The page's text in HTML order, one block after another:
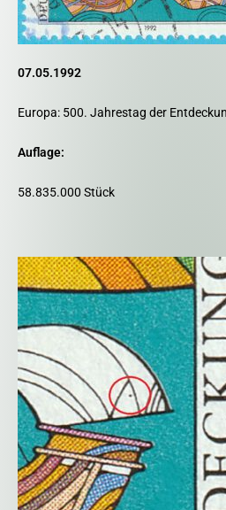
07.05.1992
Europa: 500. Jahrestag der
Auflage:
58.835.000 Stück